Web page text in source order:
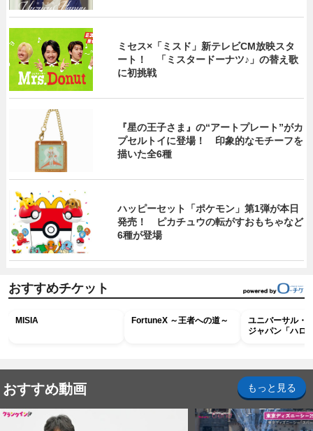
ミセス×「ミスド」新テレビCM放映スタ
ート！ 「ミスタードーナツ♪」の替え歌
に初挑戦
『星の王子さま』の“アートプレート”がカ
プセルトイに登場！ 印象的なモチーフを
描いた全6種
ハッピーセット「ポケモン」第1弾が本日
発売！ ピカチュウの転がすおもちゃなど
6種が登場
おすすめチケット
MISIA FortuneX ～王者への道～
ユニバーサル・
ジャパン「ハロ
おすすめ動画 もっと見る